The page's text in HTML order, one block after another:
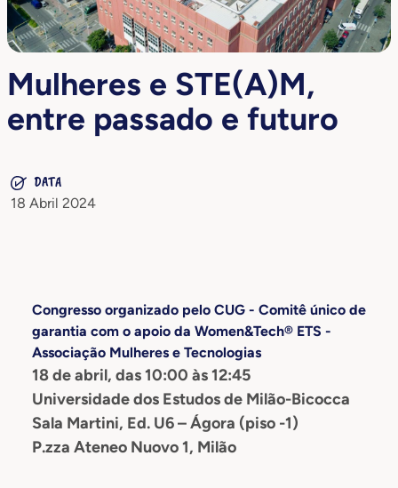
Mulheres e STE(A)M,
entre passado e futuro
DATA
18 Abril 2024
Congresso organizado pelo CUG - Comitê único de
garantia com o apoio da Women&Tech® ETS -
Associação Mulheres e Tecnologias
18 de abril, das 10:00 às 12:45
Universidade dos Estudos de Milão-Bicocca
Sala Martini, Ed. U6 – Ágora (piso -1)
P.zza Ateneo Nuovo 1, Milão